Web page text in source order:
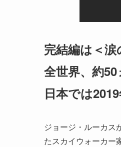
完結編は＜
全世界、約
日本では
ジョージ・ルーカス
たスカイウォーカー